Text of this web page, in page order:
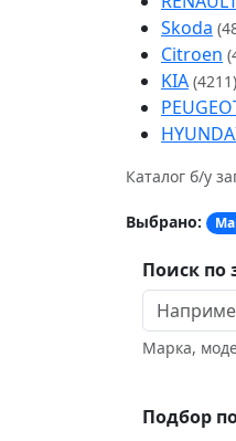
Skoda
Citroen
KIA (4211)
Каталог б/у
Выбрано:
Поиск по
Марка,
Подбор